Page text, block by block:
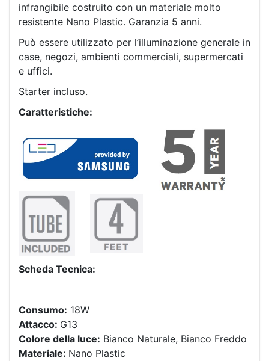
infrangibile costruito con un materiale molto
resistente Nano Plastic. Garanzia 5 anni.
Può essere utilizzato per l’illuminazione generale in
case, negozi, ambienti commerciali, supermercati
e uffici.
Starter incluso.
Caratteristiche:
Scheda Tecnica:
Consumo: 18W
Attacco: G13
Colore della luce: Bianco Naturale, Bianco Freddo
Materiale: Nano Plastic